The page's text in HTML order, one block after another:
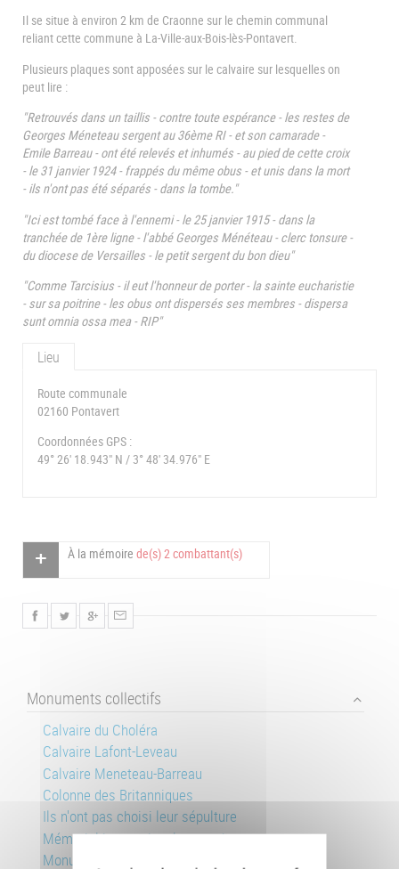
Il se situe à environ 2 km de Craonne sur le chemin communal
reliant cette commune à La-Ville-aux-Bois-lès-Pontavert.
Plusieurs plaques sont apposées sur le calvaire sur lesquelles on
peut lire :
"Retrouvés dans un taillis - contre toute espérance - les restes de
Georges Méneteau sergent au 36ème RI - et son camarade -
Emile Barreau - ont été relevés et inhumés - au pied de cette croix
- le 31 janvier 1924 - frappés du même obus - et unis dans la mort
- ils n'ont pas été séparés - dans la tombe."
"Ici est tombé face à l'ennemi - le 25 janvier 1915 - dans la
tranchée de 1ère ligne - l'abbé Georges Ménéteau - clerc tonsure -
du diocese de Versailles - le petit sergent du bon dieu"
"Comme Tarcisius - il eut l'honneur de porter - la sainte eucharistie
- sur sa poitrine - les obus ont dispersés ses membres - dispersa
sunt omnia ossa mea - RIP"
Lieu
Route communale
02160 Pontavert
Coordonnées GPS :
49° 26' 18.943" N / 3° 48' 34.976" E
À la mémoire de(s) 2 combattant(s)
Monuments collectifs
Calvaire du Choléra
Calvaire Lafont-Leveau
Calvaire Meneteau-Barreau
Colonne des Britanniques
Ils n'ont pas choisi leur sépulture
Mémorial international aux rygbymen
Monument allemand, Pancy-Courtecon